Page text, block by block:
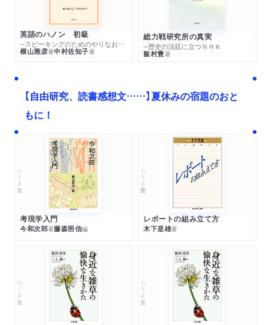
英語のハノン 初級
─スピーキングのためのやりなおし英文法スーパードリル
横山雅彦著中村佐知子著
総力戦研究所の真実
─歴史の法廷に立つＮＨＫ
飯村豊著
【自由研究、読書感想文……】夏休みの宿題のおと
もに！
ちくま文庫
考現学入門
今和次郎著藤森照信編
ちくま学芸文庫
レポートの組み立て方
木下是雄著
ちくま文庫 ちくま文庫